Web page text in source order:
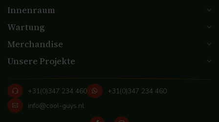
Innenraum
Wartung
Merchandise
Unsere Projekte
+31(0)347 234 460
+31(0)347 234 460
info@cool-guys.nl